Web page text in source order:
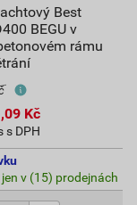
Best
BEGU v
rámu
,09 Kč
s DPH
v (15) prodejnách